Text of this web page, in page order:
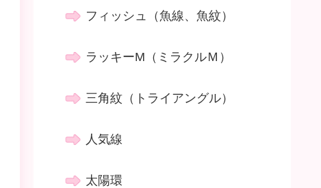
フィッシュ（魚線、魚紋）
ラッキーM（ミラクルＭ）
三角紋（トライアングル）
人気線
太陽環